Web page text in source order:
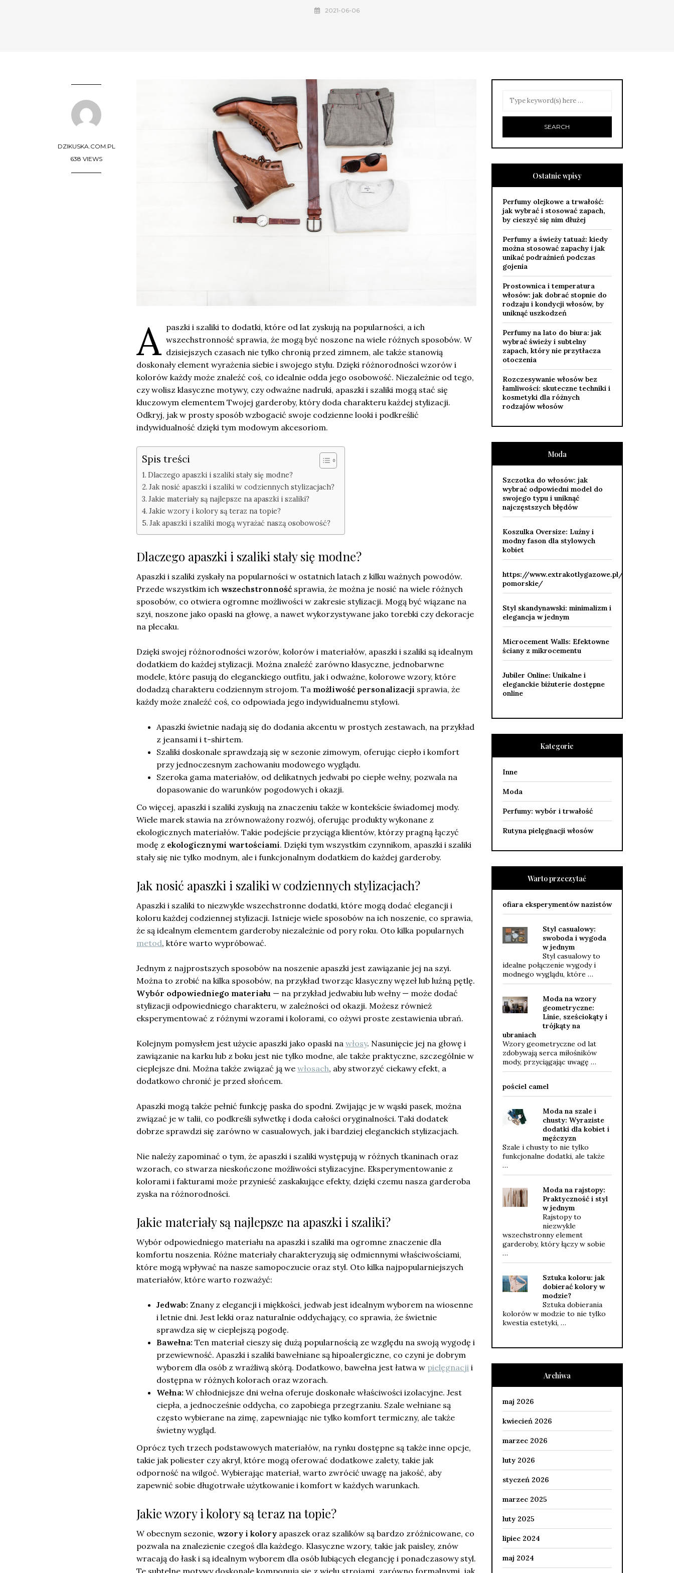
2021-06-06
DZIKUSKA.COM.PL
638 VIEWS
A paszki i szaliki to dodatki, które od lat zyskują na popularności, a ich
wszechstronność sprawia, że mogą być noszone na wiele różnych sposobów. W
dzisiejszych czasach nie tylko chronią przed zimnem, ale także stanowią
doskonały element wyrażenia siebie i swojego stylu. Dzięki różnorodności wzorów i
kolorów każdy może znaleźć coś, co idealnie odda jego osobowość. Niezależnie od tego,
czy wolisz klasyczne motywy, czy odważne nadruki, apaszki i szaliki mogą stać się
kluczowym elementem Twojej garderoby, który doda charakteru każdej stylizacji.
Odkryj, jak w prosty sposób wzbogacić swoje codzienne looki i podkreślić
indywidualność dzięki tym modowym akcesoriom.
Spis treści
Dlaczego apaszki i szaliki stały się modne?
Jak nosić apaszki i szaliki w codziennych stylizacjach?
Jakie materiały są najlepsze na apaszki i szaliki?
Jakie wzory i kolory są teraz na topie?
Jak apaszki i szaliki mogą wyrażać naszą osobowość?
Dlaczego apaszki i szaliki stały się modne?
Apaszki i szaliki zyskały na popularności w ostatnich latach z kilku ważnych powodów.
Przede wszystkim ich wszechstronność sprawia, że można je nosić na wiele różnych
sposobów, co otwiera ogromne możliwości w zakresie stylizacji. Mogą być wiązane na
szyi, noszone jako opaski na głowę, a nawet wykorzystywane jako torebki czy dekoracje
na plecaku.
Dzięki swojej różnorodności wzorów, kolorów i materiałów, apaszki i szaliki są idealnym
dodatkiem do każdej stylizacji. Można znaleźć zarówno klasyczne, jednobarwne
modele, które pasują do eleganckiego outfitu, jak i odważne, kolorowe wzory, które
dodadzą charakteru codziennym strojom. Ta możliwość personalizacji sprawia, że
każdy może znaleźć coś, co odpowiada jego indywidualnemu stylowi.
Apaszki świetnie nadają się do dodania akcentu w prostych zestawach, na przykład
z jeansami i t-shirtem.
Szaliki doskonale sprawdzają się w sezonie zimowym, oferując ciepło i komfort
przy jednoczesnym zachowaniu modowego wyglądu.
Szeroka gama materiałów, od delikatnych jedwabi po ciepłe wełny, pozwala na
dopasowanie do warunków pogodowych i okazji.
Co więcej, apaszki i szaliki zyskują na znaczeniu także w kontekście świadomej mody.
Wiele marek stawia na zrównoważony rozwój, oferując produkty wykonane z
ekologicznych materiałów. Takie podejście przyciąga klientów, którzy pragną łączyć
modę z ekologicznymi wartościami. Dzięki tym wszystkim czynnikom, apaszki i szaliki
stały się nie tylko modnym, ale i funkcjonalnym dodatkiem do każdej garderoby.
Jak nosić apaszki i szaliki w codziennych stylizacjach?
Apaszki i szaliki to niezwykle wszechstronne dodatki, które mogą dodać elegancji i
koloru każdej codziennej stylizacji. Istnieje wiele sposobów na ich noszenie, co sprawia,
że są idealnym elementem garderoby niezależnie od pory roku. Oto kilka popularnych
metod, które warto wypróbować.
Jednym z najprostszych sposobów na noszenie apaszki jest zawiązanie jej na szyi.
Można to zrobić na kilka sposobów, na przykład tworząc klasyczny węzeł lub luźną pętlę.
Wybór odpowiedniego materiału — na przykład jedwabiu lub wełny — może dodać
stylizacji odpowiedniego charakteru, w zależności od okazji. Możesz również
eksperymentować z różnymi wzorami i kolorami, co ożywi proste zestawienia ubrań.
Kolejnym pomysłem jest użycie apaszki jako opaski na włosy. Nasunięcie jej na głowę i
zawiązanie na karku lub z boku jest nie tylko modne, ale także praktyczne, szczególnie w
cieplejsze dni. Można także związać ją we włosach, aby stworzyć ciekawy efekt, a
dodatkowo chronić je przed słońcem.
Apaszki mogą także pełnić funkcję paska do spodni. Zwijając je w wąski pasek, można
związać je w talii, co podkreśli sylwetkę i doda całości oryginalności. Taki dodatek
dobrze sprawdzi się zarówno w casualowych, jak i bardziej eleganckich stylizacjach.
Nie należy zapominać o tym, że apaszki i szaliki występują w różnych tkaninach oraz
wzorach, co stwarza nieskończone możliwości stylizacyjne. Eksperymentowanie z
kolorami i fakturami może przynieść zaskakujące efekty, dzięki czemu nasza garderoba
zyska na różnorodności.
Jakie materiały są najlepsze na apaszki i szaliki?
Wybór odpowiedniego materiału na apaszki i szaliki ma ogromne znaczenie dla
komfortu noszenia. Różne materiały charakteryzują się odmiennymi właściwościami,
które mogą wpływać na nasze samopoczucie oraz styl. Oto kilka najpopularniejszych
materiałów, które warto rozważyć:
Jedwab: Znany z elegancji i miękkości, jedwab jest idealnym wyborem na wiosenne
i letnie dni. Jest lekki oraz naturalnie oddychający, co sprawia, że świetnie
sprawdza się w cieplejszą pogodę.
Bawełna: Ten materiał cieszy się dużą popularnością ze względu na swoją wygodę i
przewiewność. Apaszki i szaliki bawełniane są hipoalergiczne, co czyni je dobrym
wyborem dla osób z wrażliwą skórą. Dodatkowo, bawełna jest łatwa w pielęgnacji i
dostępna w różnych kolorach oraz wzorach.
Wełna: W chłodniejsze dni wełna oferuje doskonałe właściwości izolacyjne. Jest
ciepła, a jednocześnie oddycha, co zapobiega przegrzaniu. Szale wełniane są
często wybierane na zimę, zapewniając nie tylko komfort termiczny, ale także
świetny wygląd.
Oprócz tych trzech podstawowych materiałów, na rynku dostępne są także inne opcje,
takie jak poliester czy akryl, które mogą oferować dodatkowe zalety, takie jak
odporność na wilgoć. Wybierając materiał, warto zwrócić uwagę na jakość, aby
zapewnić sobie długotrwałe użytkowanie i komfort w każdych warunkach.
Jakie wzory i kolory są teraz na topie?
W obecnym sezonie, wzory i kolory apaszek oraz szalików są bardzo zróżnicowane, co
pozwala na znalezienie czegoś dla każdego. Klasyczne wzory, takie jak paisley, znów
wracają do łask i są idealnym wyborem dla osób lubiących elegancję i ponadczasowy styl.
Te subtelne motywy doskonale komponują się z wielu strojami, zarówno formalnymi, jak
Ostatnie wpisy
Perfumy olejkowe a trwałość:
jak wybrać i stosować zapach,
by cieszyć się nim dłużej
Perfumy a świeży tatuaż: kiedy
można stosować zapachy i jak
unikać podrażnień podczas
gojenia
Prostownica i temperatura
włosów: jak dobrać stopnie do
rodzaju i kondycji włosów, by
uniknąć uszkodzeń
Perfumy na lato do biura: jak
wybrać świeży i subtelny
zapach, który nie przytłacza
otoczenia
Rozczesywanie włosów bez
łamliwości: skuteczne techniki i
kosmetyki dla różnych
rodzajów włosów
Moda
Szczotka do włosów: jak
wybrać odpowiedni model do
swojego typu i uniknąć
najczęstszych błędów
Koszulka Oversize: Luźny i
modny fason dla stylowych
kobiet
https://www.extrakotlygazowe.pl/kujawsko-
pomorskie/
Styl skandynawski: minimalizm i
elegancja w jednym
Microcement Walls: Efektowne
ściany z mikrocementu
Jubiler Online: Unikalne i
eleganckie biżuterie dostępne
online
Kategorie
Inne
Moda
Perfumy: wybór i trwałość
Rutyna pielęgnacji włosów
Warto przeczytać
ofiara eksperymentów nazistów
Styl casualowy:
swoboda i wygoda
w jednym
Styl casualowy to
idealne połączenie wygody i
modnego wyglądu, które …
Moda na wzory
geometryczne:
Linie, sześciokąty i
trójkąty na
ubraniach
Wzory geometryczne od lat
zdobywają serca miłośników
mody, przyciągając uwagę …
pościel camel
Moda na szale i
chusty: Wyraziste
dodatki dla kobiet i
mężczyzn
Szale i chusty to nie tylko
funkcjonalne dodatki, ale także
…
Moda na rajstopy:
Praktyczność i styl
w jednym
Rajstopy to
niezwykle
wszechstronny element
garderoby, który łączy w sobie
…
Sztuka koloru: jak
dobierać kolory w
modzie?
Sztuka dobierania
kolorów w modzie to nie tylko
kwestia estetyki, …
Archiwa
maj 2026
kwiecień 2026
marzec 2026
luty 2026
styczeń 2026
marzec 2025
luty 2025
lipiec 2024
maj 2024